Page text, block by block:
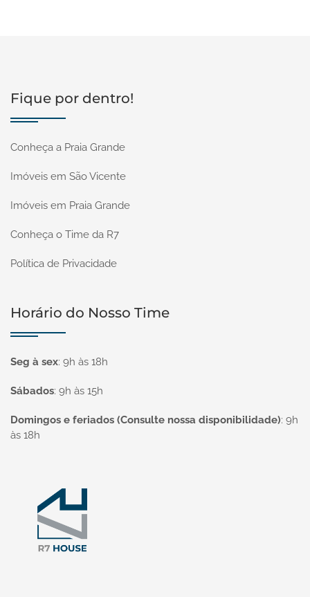
Fique por dentro!
Conheça a Praia Grande
Imóveis em São Vicente
Imóveis em Praia Grande
Conheça o Time da R7
Política de Privacidade
Horário do Nosso Time
Seg à sex: 9h às 18h
Sábados: 9h às 15h
Domingos e feriados (Consulte nossa disponibilidade): 9h
às 18h